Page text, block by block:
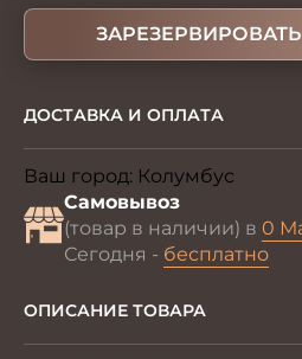
ДОСТАВКА И ОПЛАТА
Ваш город: Колумбус
Самовывоз
(товар в наличии) в 0
Сегодня - бесплатно
ОПИСАНИЕ ТОВАРА